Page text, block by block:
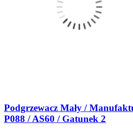
Podgrzewacz Mały /
P088 / AS60 / Gatunek 2